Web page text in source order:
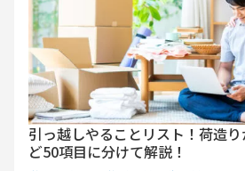
引っ越しやることリスト！荷造
ど50項目に分けて解説！